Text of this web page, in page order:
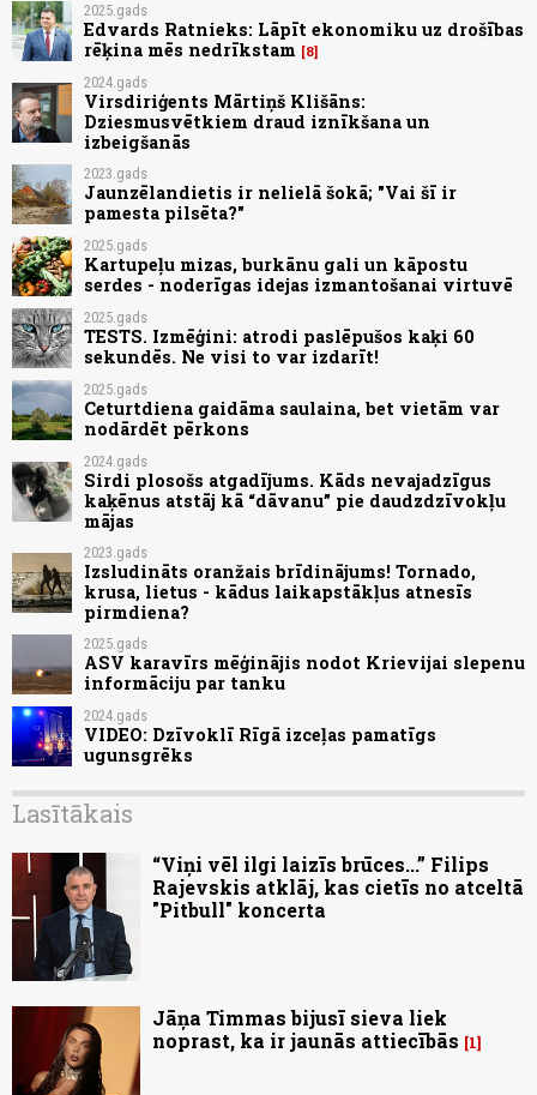
2025.gads
Edvards Ratnieks: Lāpīt ekonomiku uz drošības
rēķina mēs nedrīkstam
8
2024.gads
Virsdiriģents Mārtiņš Klišāns:
Dziesmusvētkiem draud iznīkšana un
izbeigšanās
2023.gads
Jaunzēlandietis ir nelielā šokā; "Vai šī ir
pamesta pilsēta?"
2025.gads
Kartupeļu mizas, burkānu gali un kāpostu
serdes - noderīgas idejas izmantošanai virtuvē
2025.gads
TESTS. Izmēģini: atrodi paslēpušos kaķi 60
sekundēs. Ne visi to var izdarīt!
2025.gads
Ceturtdiena gaidāma saulaina, bet vietām var
nodārdēt pērkons
2024.gads
Sirdi plosošs atgadījums. Kāds nevajadzīgus
kaķēnus atstāj kā “dāvanu” pie daudzdzīvokļu
mājas
2023.gads
Izsludināts oranžais brīdinājums! Tornado,
krusa, lietus - kādus laikapstākļus atnesīs
pirmdiena?
2025.gads
ASV karavīrs mēģinājis nodot Krievijai slepenu
informāciju par tanku
2024.gads
VIDEO: Dzīvoklī Rīgā izceļas pamatīgs
ugunsgrēks
Lasītākais
“Viņi vēl ilgi laizīs brūces...” Filips
Rajevskis atklāj, kas cietīs no atceltā
"Pitbull" koncerta
Jāņa Timmas bijusī sieva liek
noprast, ka ir jaunās attiecībās
1